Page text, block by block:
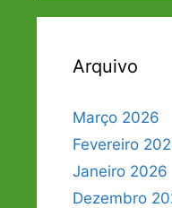
Arquivo
Março 2026
Fevereiro
Janeiro 2026
Dezembro